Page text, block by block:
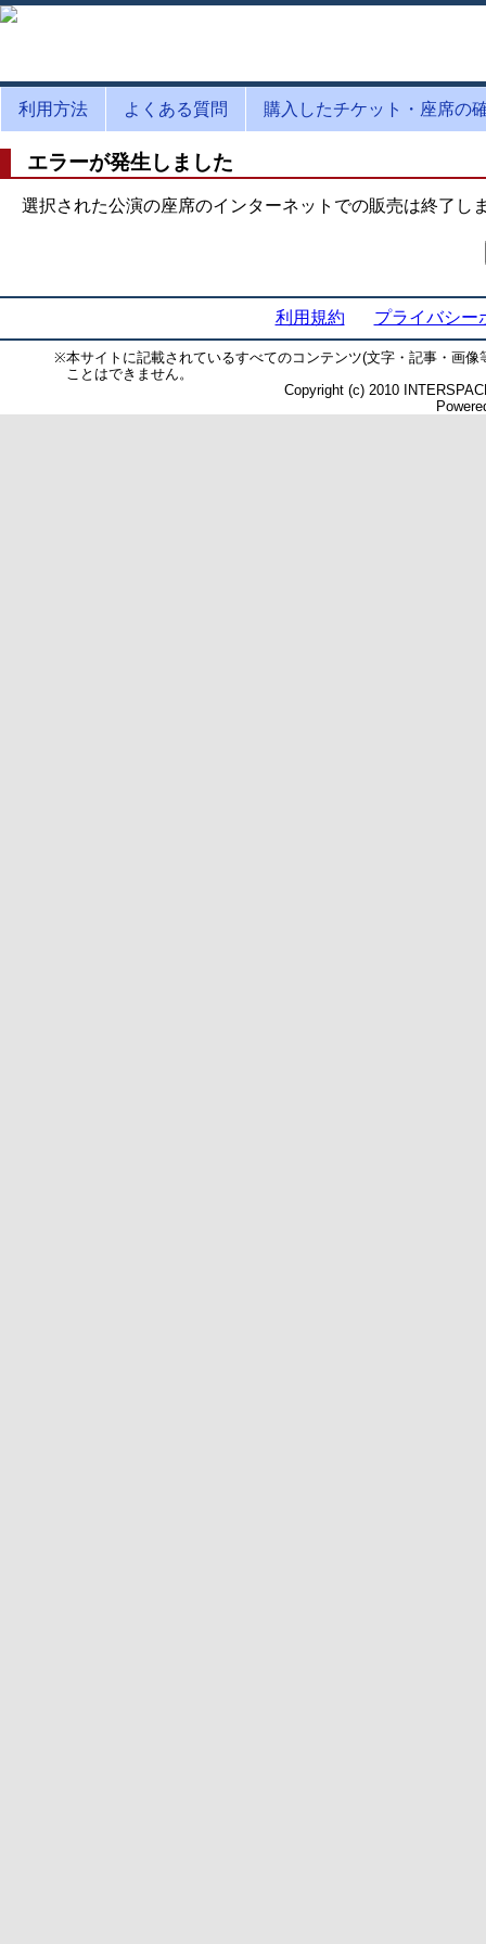
利用方法 よくある質問 購入したチケット・座席の
エラーが発生しました
選択された公演の座席のインターネットでの販売は終了し
利用規約 プライバシー
※本サイトに記載されているすべてのコンテンツ(文字・記事・画
ことはできません。
Copyright (c) 2010